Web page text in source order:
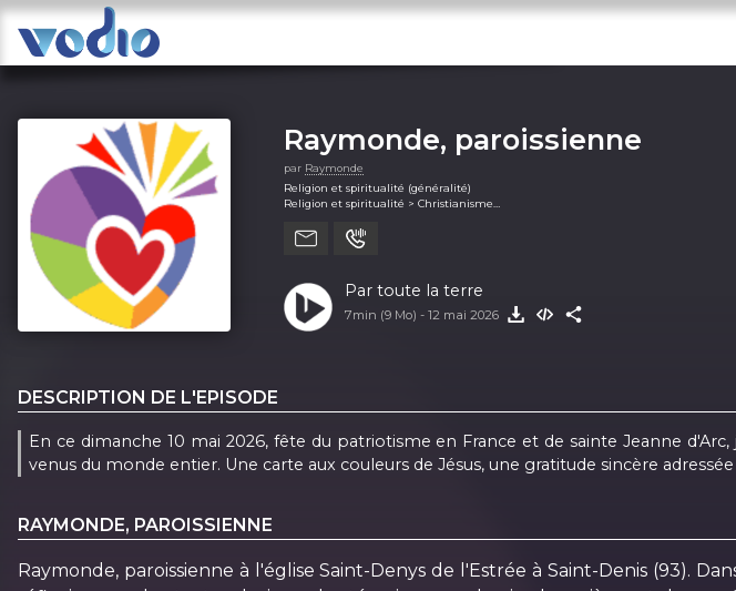
Raymonde, paroissienne
par Raymonde
Religion et spiritualité (généralité)
Religion et spiritualité > Christianisme
Religion et spiritualité > Spiritualité
Par toute la terre
7min (9 Mo) - 12 mai 2026
DESCRIPTION DE L'EPISODE
En ce dimanche 10 mai 2026, fête du patriotisme en France et de sainte Jeanne
venus du monde entier. Une carte aux couleurs de Jésus, une gratitude sincère
RAYMONDE, PAROISSIENNE
Raymonde, paroissienne à l'église Saint-Denys de l'Estrée à Saint-Denis (93).